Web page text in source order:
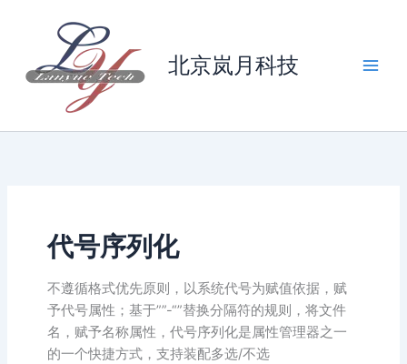
北京岚月科技
代号序列化
不遵循格式优先原则，以系统代号为赋值依据，赋
予代号属性；基于””-“”替换分隔符的规则，将文件
名，赋予名称属性，代号序列化是属性管理器之一
的一个快捷方式，支持装配多选/不选